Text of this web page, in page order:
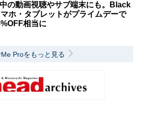
中の動画視聴やサブ端末にも。Black
ホ・タブレットがプライムデーで
相当に
Proをもっと見る